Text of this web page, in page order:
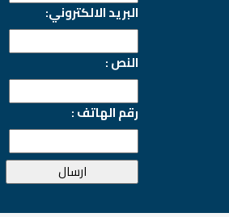
البريد الالكتروني:
النص :
رقم الهاتف :